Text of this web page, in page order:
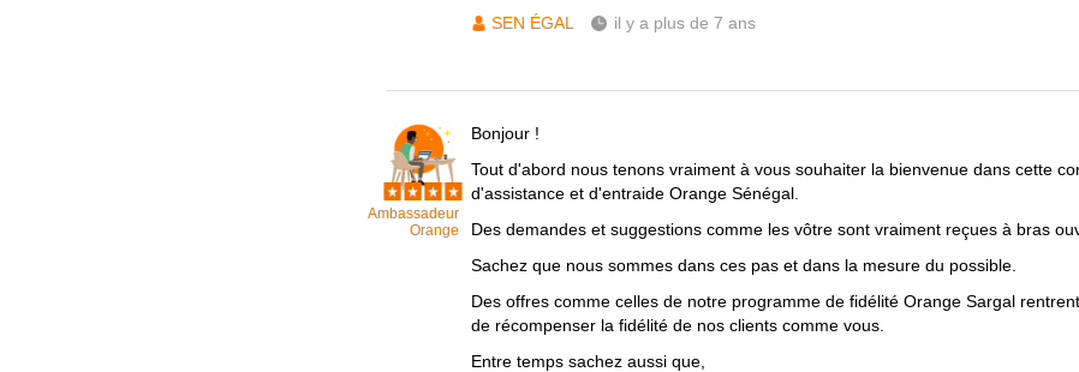
SEN ÉGAL
il y a plus de 7 ans
Ambassadeur
Orange
Bonjour !
Tout d'abord nous tenons vraiment à vous souhaiter la bienvenue dans cette
d'assistance et d'entraide Orange Sénégal.
Des demandes et suggestions comme les vôtre sont vraiment reçues à bras
Sachez que nous sommes dans ces pas et dans la mesure du possible.
Des offres comme celles de notre programme de fidélité Orange Sargal
de récompenser la fidélité de nos clients comme vous.
Entre temps sachez aussi que,